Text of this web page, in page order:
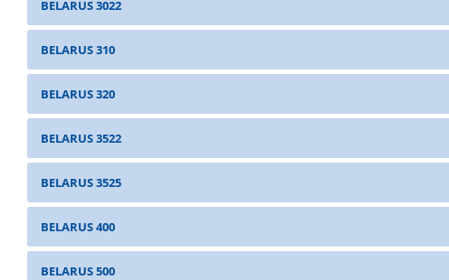
BELARUS 3022
BELARUS 310
BELARUS 320
BELARUS 3522
BELARUS 3525
BELARUS 400
BELARUS 500